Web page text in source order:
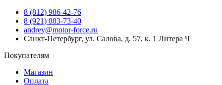
8 (812) 986-42-76
8 (921) 883-73-40
andrey@motor-force.ru
Санкт-Петербург, ул. Салова, д. 57, к. 1 Литера Ч
Покупателям
Магазин
Оплата